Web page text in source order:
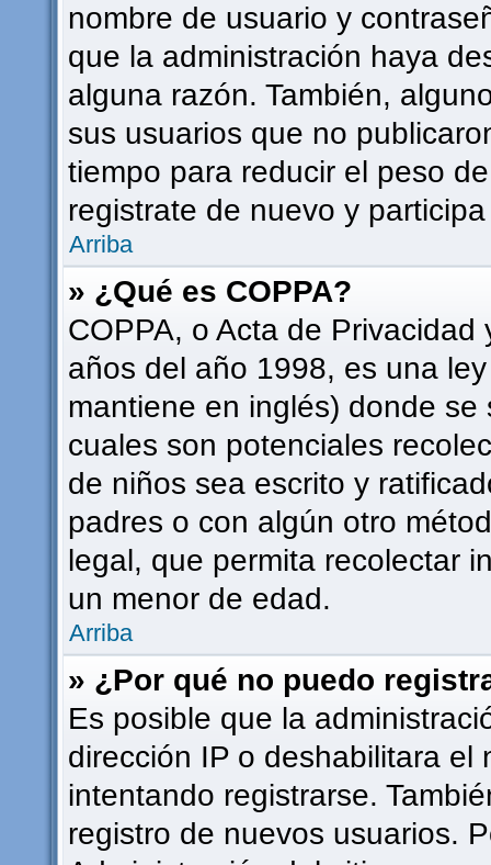
nombre de usuario y
que la administración haya
alguna razón. También,
sus usuarios que no
tiempo para reducir el peso
registrate de nuevo y
Arriba
» ¿Qué es COPPA?
COPPA, o Acta de
años del año 1998, es una
mantiene en inglés) donde
cuales son potenciales
de niños sea escrito y
padres o con algún otro
legal, que permita recolectar
un menor de edad.
Arriba
» ¿Por qué no puedo
Es posible que la
dirección IP o deshabilitara
intentando registrarse.
registro de nuevos usuarios.